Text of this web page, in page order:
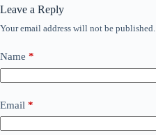
Leave a Reply
Your email address will not be published.
Name *
Email *